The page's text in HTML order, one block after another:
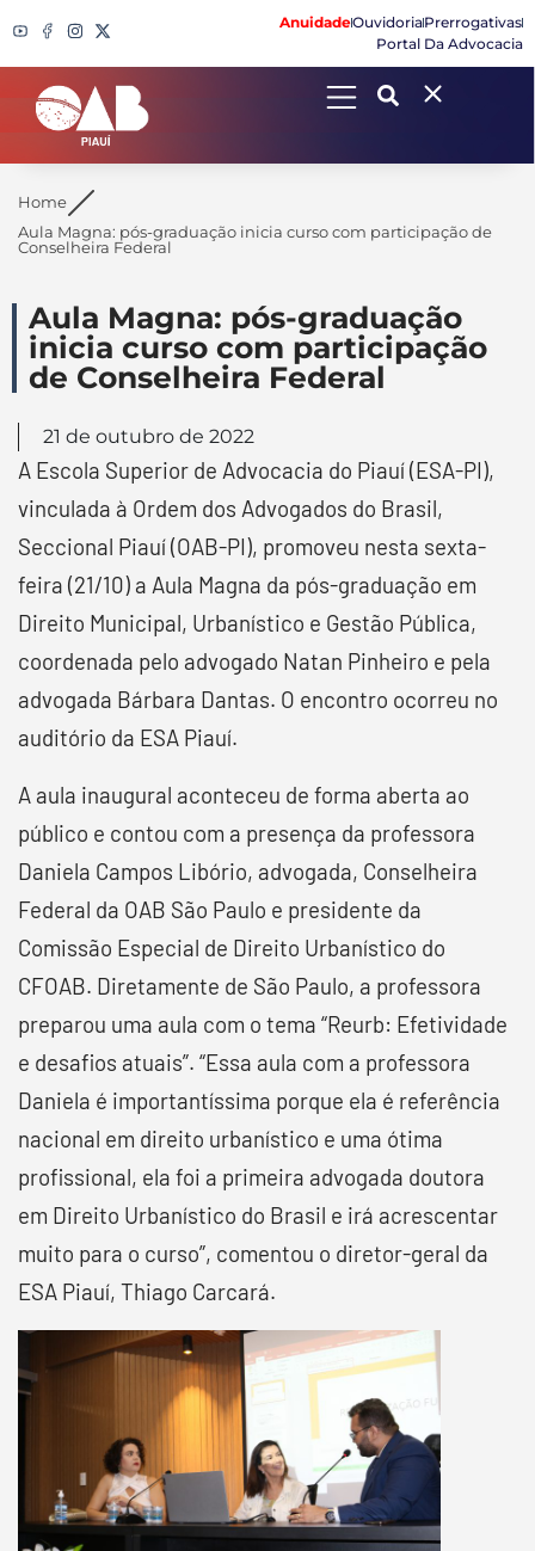
AnuidadeOuvidoriaPrerrogativas
Portal Da Advocacia
Search
Home
Aula Magna: pós-graduação inicia curso com participação de
Conselheira Federal
Aula Magna: pós-graduação
inicia curso com participação
de Conselheira Federal
21 de outubro de 2022
A Escola Superior de Advocacia do Piauí (ESA-PI),
vinculada à Ordem dos Advogados do Brasil,
Seccional Piauí (OAB-PI), promoveu nesta sexta-
feira (21/10) a Aula Magna da pós-graduação em
Direito Municipal, Urbanístico e Gestão Pública,
coordenada pelo advogado Natan Pinheiro e pela
advogada Bárbara Dantas. O encontro ocorreu no
auditório da ESA Piauí.
A aula inaugural aconteceu de forma aberta ao
público e contou com a presença da professora
Daniela Campos Libório, advogada, Conselheira
Federal da OAB São Paulo e presidente da
Comissão Especial de Direito Urbanístico do
CFOAB. Diretamente de São Paulo, a professora
preparou uma aula com o tema “Reurb: Efetividade
e desafios atuais”. “Essa aula com a professora
Daniela é importantíssima porque ela é referência
nacional em direito urbanístico e uma ótima
profissional, ela foi a primeira advogada doutora
em Direito Urbanístico do Brasil e irá acrescentar
muito para o curso”, comentou o diretor-geral da
ESA Piauí, Thiago Carcará.